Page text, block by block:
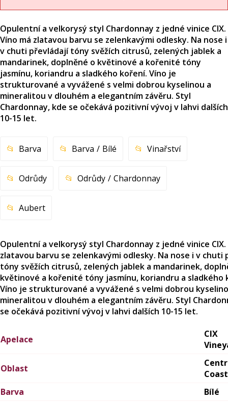
Opulentní a velkorysý styl Chardonnay z jedné vinice CIX.
Víno má zlatavou barvu se zelenkavými odlesky. Na nose i
v chuti převládají tóny svěžích citrusů, zelených jablek a
mandarinek, doplněné o květinové a kořenité tóny
jasmínu, koriandru a sladkého koření. Víno je
strukturované a vyvážené s velmi dobrou kyselinou a
mineralitou v dlouhém a elegantním závěru. Styl
Chardonnay, kde se očekává pozitivní vývoj v lahvi dalších
10-15 let.
Barva Barva Bílé Vinařství
Odrůdy Odrůdy Chardonnay
Aubert
Apelace
CIX
Oblast
Coast
Barva
Bílé
Opulentní a velkorysý styl Chardonnay z jedné vinice CIX.
zlatavou barvu se zelenkavými odlesky. Na nose i v chuti
tóny svěžích citrusů, zelených jablek a mandarinek,
květinové a kořenité tóny jasmínu, koriandru a sladkého
Víno je strukturované a vyvážené s velmi dobrou
mineralitou v dlouhém a elegantním závěru. Styl
se očekává pozitivní vývoj v lahvi dalších 10-15 let.